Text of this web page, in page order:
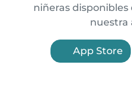
niñeras disponibles
nuestra
App Store